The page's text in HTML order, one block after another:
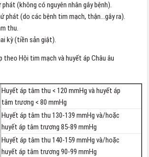
(không có nguyên nhân gây bệnh).
phát (do các bệnh tim mạch, thận…gây ra).
thu.
kỳ (tiền sản giật).
theo Hội tim mạch và huyết áp Châu âu
Huyết áp tâm thu < 120 mmHg và huyết áp
tâm trương < 80 mmHg
Huyết áp tâm thu 130-139 mmHg và/hoặc
huyết áp tâm trương 85-89 mmHg
Huyết áp tâm thu 140-159 mmHg và/hoặc
huyết áp tâm trương 90-99 mmHg